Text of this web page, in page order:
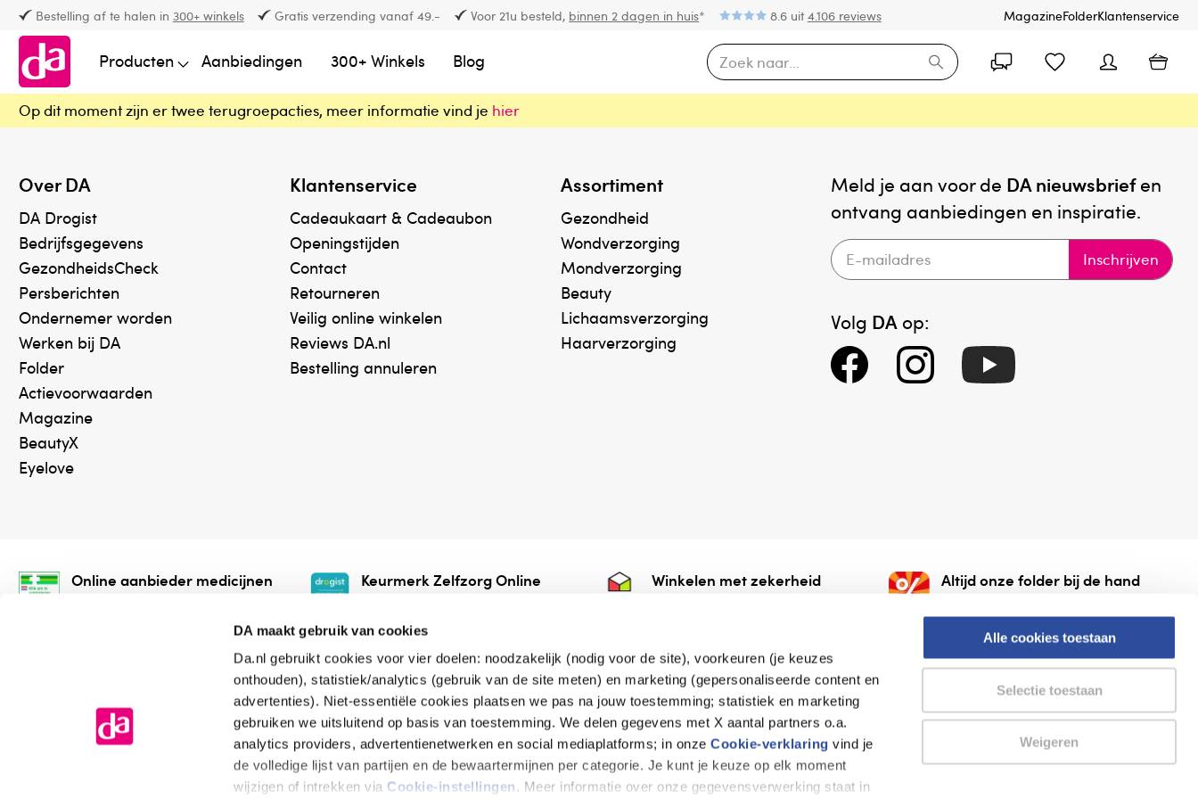
DA maakt gebruik van cookies
Da.nl gebruikt cookies voor vier doelen: noodzakelijk (nodig voor de site), voorkeuren (je keuzes
onthouden), statistiek/analytics (gebruik van de site meten) en marketing (gepersonaliseerde content en
advertenties). Niet-essentiële cookies plaatsen we pas na jouw toestemming; statistiek en marketing
gebruiken we uitsluitend op basis van toestemming. We delen gegevens met X aantal partners o.a.
analytics providers, advertentienetwerken en social mediaplatforms; in onzeCookie-verklaring vind je
de volledige lijst van partijen en de bewaartermijnen per categorie. Je kunt je keuze op elk moment
wijzigen of intrekken via Cookie-instellingen. Meer informatie over onze gegevensverwerking staat in
Alle cookies toestaan
Selectie toestaan
Weigeren
Bestelling af te halen in 300+ winkels Gratis verzending vanaf 49.- Voor 21u besteld, binnen 2 dagen in huis* 8.6 uit4.106 reviews MagazineFolderKlantenservice
Producten Aanbiedingen 300+ Winkels Blog
Op dit moment zijn er twee terugroepacties, meer informatie vind je hier
Over DA
DA Drogist
Bedrijfsgegevens
GezondheidsCheck
Persberichten
Ondernemer worden
Werken bij DA
Folder
Actievoorwaarden
Magazine
BeautyX
Eyelove
Klantenservice
Cadeaukaart & Cadeaubon
Openingstijden
Contact
Retourneren
Veilig online winkelen
Reviews DA.nl
Bestelling annuleren
Assortiment
Gezondheid
Wondverzorging
Mondverzorging
Beauty
Lichaamsverzorging
Haarverzorging
Meld je aan voor de DA nieuwsbriefen
ontvang aanbiedingen en inspiratie.
Inschrijven
Volg DA op:
Online aanbieder medicijnen
onze webshop mag verkopen.
Keurmerk Zelfzorg Online
online.
Winkelen met zekerheid Altijd onze folder bij de hand
AlleFolders.
de vriendelijke specialist
Algemene voorwaarden Cookieverklaring Disclaimer Privacy verklaring Thuiswinkel waarborg